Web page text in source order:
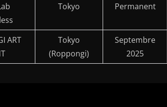
Tokyo Permanent
ART
Tokyo
(Roppongi)
Septembre
2025